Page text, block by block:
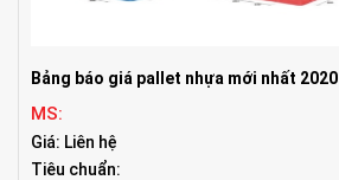
Bảng báo giá pallet nhựa mới nhất 2020
MS:
Giá: Liên hệ
Tiêu chuẩn: